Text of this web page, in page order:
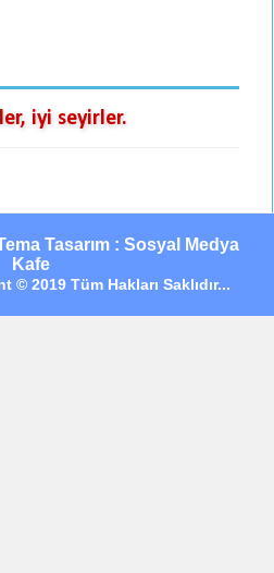
iyi seyirler.
Tasarım : Sosyal Medya
Kafe
2019 Tüm Hakları Saklıdır...